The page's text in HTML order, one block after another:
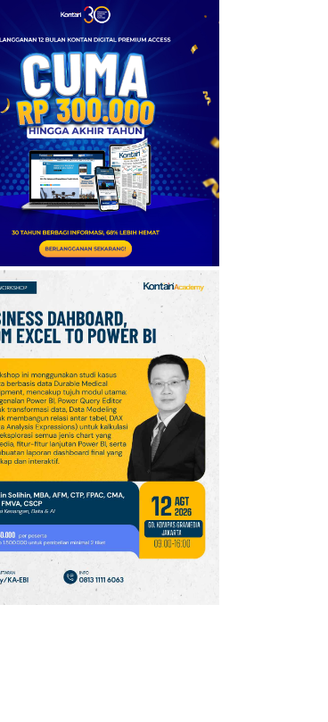
Chatib Basri: Institusi
Kuat Tak Membeli
Kecepatan, tetapi
Ketahanan Ekonomi
IHSG Menguat 2,78%
Sepekan ke 6.409,
Cermati Proyeksi Analis
untuk Pekan Depan
Daftar Harga Emas
Antam Hari Ini (8/8):
Naik Rp 40.000 Jadi Rp
2.690.000 Per Gram
IHSG Menguat 2,78% ke
6.409 Sepekan, Cek
Saham yang Banyak
Diborong Asing
AS Optimistis Selat
Hormuz Segera Dibuka,
Pasokan Minyak Dunia
Berpotensi Pulih
JPMorgan: Hedge Fund
Global Kehilangan
Hampir 3% Keuntungan